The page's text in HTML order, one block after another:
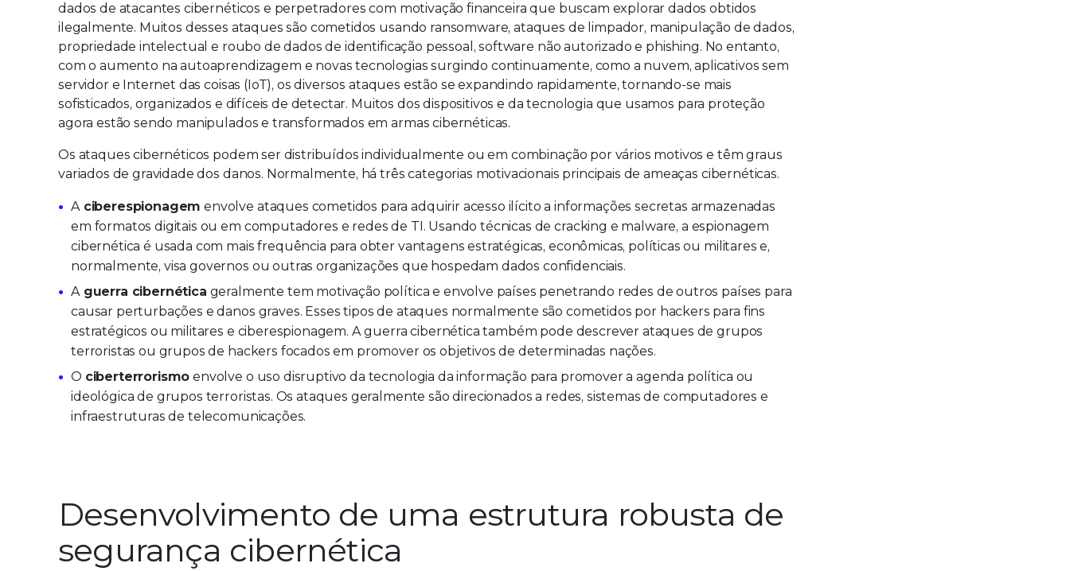
dados de atacantes cibernéticos e perpetradores com motivação financeira que buscam explorar dados obtidos
ilegalmente. Muitos desses ataques são cometidos usando ransomware, ataques de limpador, manipulação de dados,
propriedade intelectual e roubo de dados de identificação pessoal, software não autorizado e phishing. No entanto,
com o aumento na autoaprendizagem e novas tecnologias surgindo continuamente, como a nuvem, aplicativos sem
servidor e Internet das coisas (IoT), os diversos ataques estão se expandindo rapidamente, tornando-se mais
sofisticados, organizados e difíceis de detectar. Muitos dos dispositivos e da tecnologia que usamos para proteção
agora estão sendo manipulados e transformados em armas cibernéticas.
Os ataques cibernéticos podem ser distribuídos individualmente ou em combinação por vários motivos e têm graus
variados de gravidade dos danos. Normalmente, há três categorias motivacionais principais de ameaças cibernéticas.
A ciberespionagem envolve ataques cometidos para adquirir acesso ilícito a informações secretas armazenadas
em formatos digitais ou em computadores e redes de TI. Usando técnicas de cracking e malware, a espionagem
cibernética é usada com mais frequência para obter vantagens estratégicas, econômicas, políticas ou militares e,
normalmente, visa governos ou outras organizações que hospedam dados confidenciais.
A guerra cibernética geralmente tem motivação política e envolve países penetrando redes de outros países para
causar perturbações e danos graves. Esses tipos de ataques normalmente são cometidos por hackers para fins
estratégicos ou militares e ciberespionagem. A guerra cibernética também pode descrever ataques de grupos
terroristas ou grupos de hackers focados em promover os objetivos de determinadas nações.
O ciberterrorismo envolve o uso disruptivo da tecnologia da informação para promover a agenda política ou
ideológica de grupos terroristas. Os ataques geralmente são direcionados a redes, sistemas de computadores e
infraestruturas de telecomunicações.
Desenvolvimento de uma estrutura robusta de
segurança cibernética